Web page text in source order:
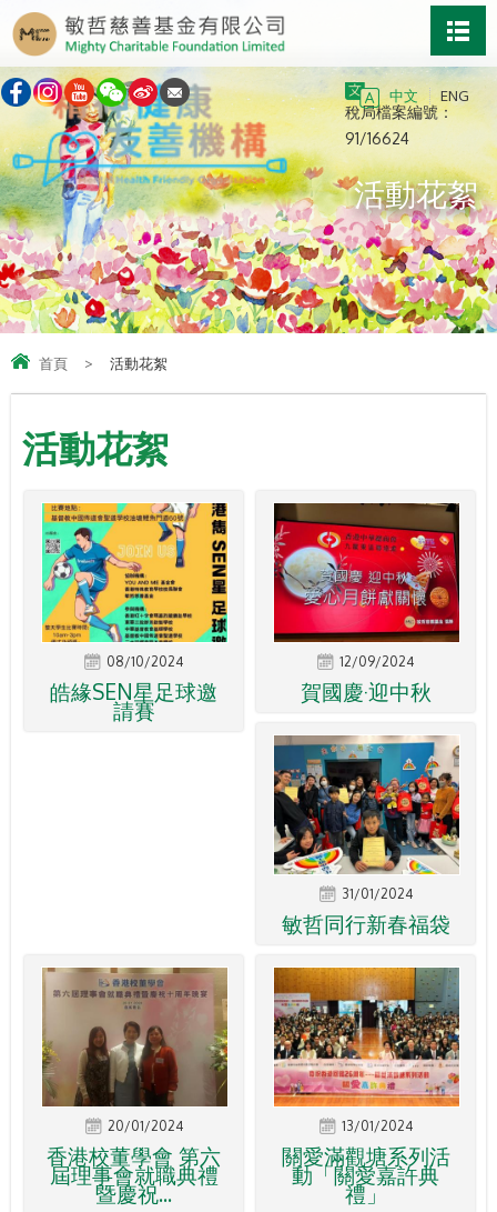
稅局檔案編號：
91/16624
中文 ENG
活動花絮
首頁 > 活動花絮
活動花絮
08/10/2024
皓緣SEN星足球邀
請賽
12/09/2024
賀國慶·迎中秋
31/01/2024
敏哲同行新春福袋
20/01/2024
香港校董學會 第六
屆理事會就職典禮
暨慶祝...
13/01/2024
關愛滿觀塘系列活
動「關愛嘉許典
禮」